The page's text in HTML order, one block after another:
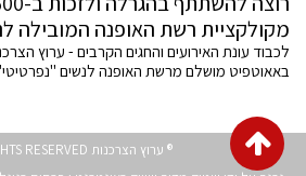
מקולקציית רשת האופנה המובילה
לכבוד עונת האירועים והחגים הקרבים - ערוץ
באאוטפיט מושלם מרשת האופנה לנשים
® ערוץ הצרכנות ALL RIGHTS RESERVED גלילה